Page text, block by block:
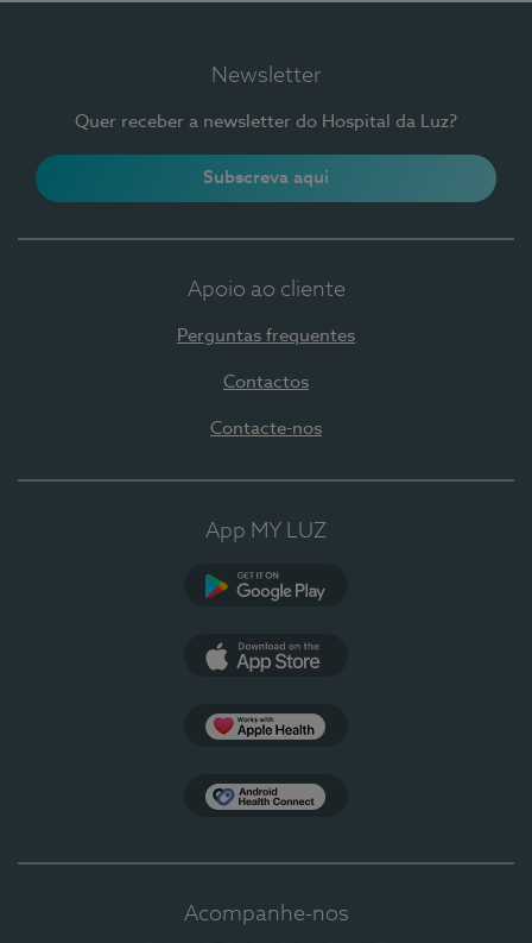
Newsletter
Quer receber a newsletter do Hospital da Luz?
Subscreva aqui
Apoio ao cliente
Perguntas frequentes
Contactos
Contacte-nos
App MY LUZ
Acompanhe-nos